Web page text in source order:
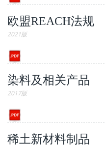
欧盟REACH法规
2021版
染料及相关产品
2017版
稀土新材料制品